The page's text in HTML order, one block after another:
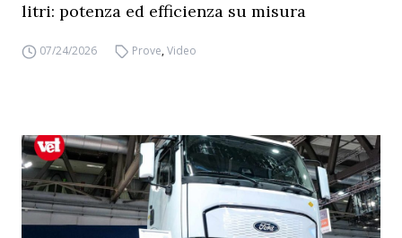
litri: potenza ed efficienza su misura
07/24/2026 Prove,Video